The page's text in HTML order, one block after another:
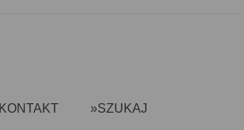
KONTAKT »SZUKAJ